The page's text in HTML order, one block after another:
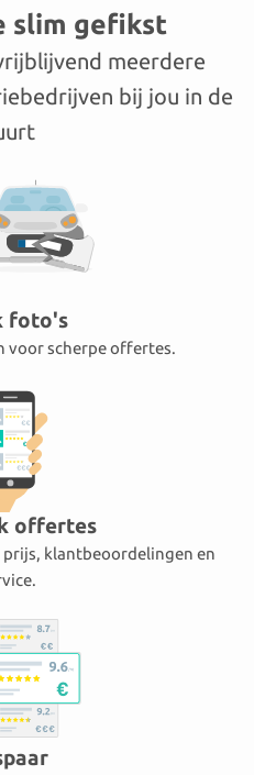
slim gefikst
meerdere
bij jou in de
foto's
voor scherpe offertes.
offertes
prijs, klantbeoordelingen en